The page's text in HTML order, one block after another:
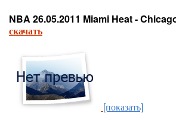
NBA 26.05.2011 Miami Heat -
скачать
[показать]